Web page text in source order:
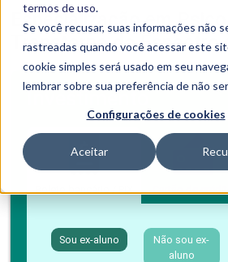
termos de uso.
Se você recusar, suas informações não
rastreadas quando você acessar este
cookie simples será usado em seu
lembrar sobre sua preferência de não
Configurações de cookies
Aceitar
Especialização em
Transtorno do
Investimento
Boleto bancário / PIX Cartão de
Sou ex-aluno
Não sou ex-
aluno